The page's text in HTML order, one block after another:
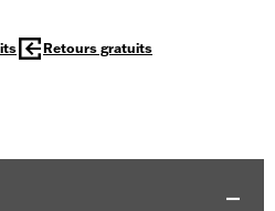
Retours gratuits